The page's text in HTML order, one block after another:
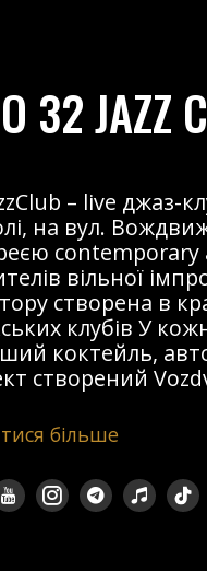
32 JAZZ
– live джаз-
на вул.
contemporary
вільної
створена в
клубів У
коктейль,
створений
більше